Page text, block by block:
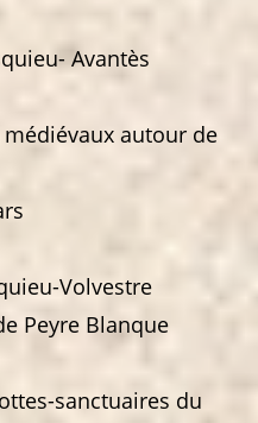
Avantès
autour de
Volvestre
Peyre Blanque
sanctuaires du